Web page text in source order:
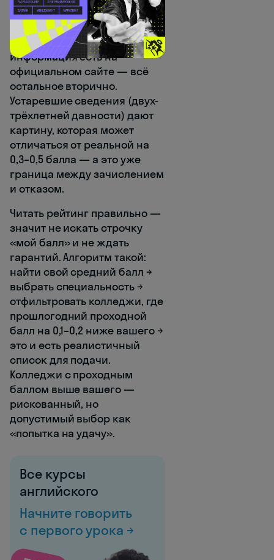
минимальный балл по
каждой специальности до 1
июня каждого года. Если эта
информация есть на
официальном сайте — всё
остальное вторично.
Устаревшие сведения (двух-
трёхлетней давности) дают
картину, которая может
отличаться от реальной на
0,3–0,5 балла — а это уже
граница между зачислением
и отказом.
Читать рейтинг правильно —
значит не искать строчку
«мой балл» и не ждать
гарантий. Алгоритм такой:
найти свой средний балл →
выбрать специальность →
отфильтровать колледжи, где
прошлогодний проходной
балл на 0,1–0,2 ниже вашего →
это и есть реалистичный
список для подачи.
Колледжи с проходным
баллом выше вашего —
рискованный, но
допустимый выбор как
«попытка на удачу».
Все курсы
английского
Начните говорить
с первого урока →